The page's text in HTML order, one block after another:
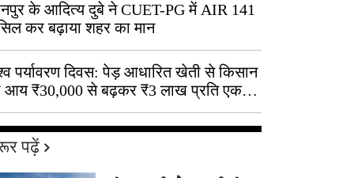
के आदित्य दुबे ने CUET-PG में AIR 141
कर बढ़ाया शहर का मान
पर्यावरण दिवस: पेड़ आधारित खेती से किसान
आय ₹30,000 से बढ़कर ₹3 लाख प्रति एकड़
पढ़ें